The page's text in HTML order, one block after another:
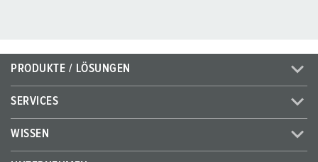
PRODUKTE / LÖSUNGEN
SERVICES
WISSEN